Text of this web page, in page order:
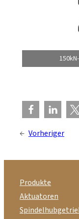
← Vorheriger
Produkte
Aktuatoren